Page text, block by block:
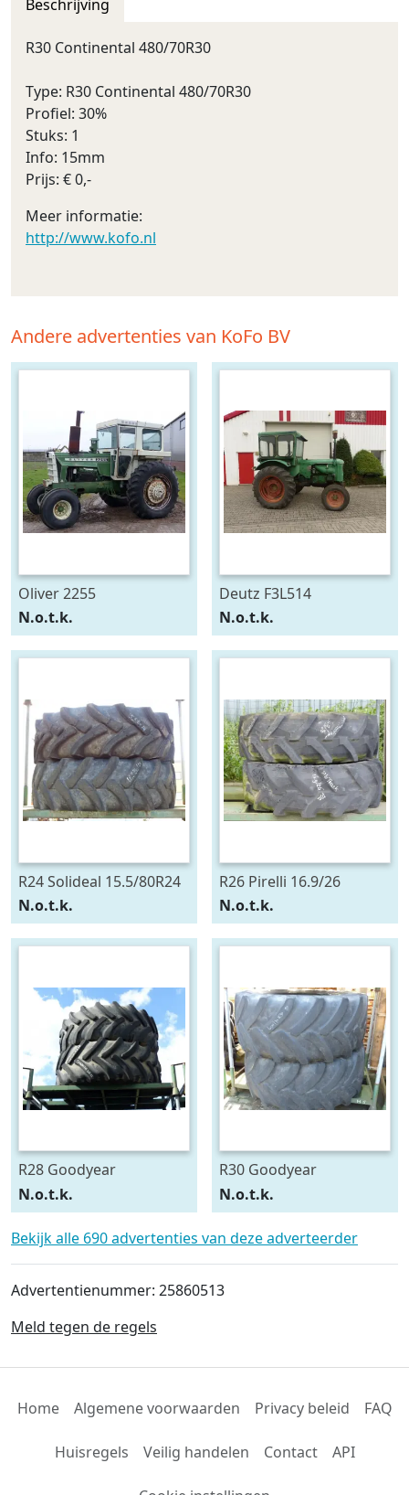
Beschrijving
R30 Continental 480/70R30
Type: R30 Continental 480/70R30
Profiel: 30%
Stuks: 1
Info: 15mm
Prijs: € 0,-
Meer informatie:
http://www.kofo.nl
Andere advertenties van KoFo BV
Oliver 2255
N.o.t.k.
Deutz F3L514
N.o.t.k.
R24 Solideal 15.5/80R24
N.o.t.k.
R26 Pirelli 16.9/26
N.o.t.k.
R28 Goodyear
540/75R28
N.o.t.k.
R30 Goodyear
600/70R30
N.o.t.k.
Bekijk alle 690 advertenties van deze adverteerder
Advertentienummer: 25860513
Meld tegen de regels
Home Algemene voorwaarden Privacy beleid FAQ
Huisregels Veilig handelen Contact API